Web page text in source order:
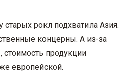
рокл подхватила Азия.
концерны. А из-за
продукции
европейской.